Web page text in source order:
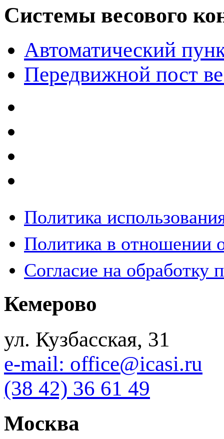
Системы весового
Автоматический
Передвижной пост
Политика
Политика в отношении
Согласие на обработку
Кемерово
ул. Кузбасская, 31
e-mail: office@icasi.ru
(38 42) 36 61 49
Москва